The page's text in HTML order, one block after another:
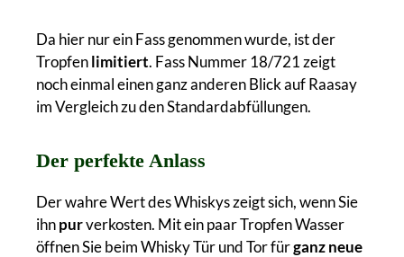
Da hier nur ein Fass genommen wurde, ist der
Tropfenlimitiert. Fass Nummer 18/721 zeigt
noch einmal einen ganz anderen Blick auf Raasay
im Vergleich zu den Standardabfüllungen.
Der perfekte Anlass
Der wahre Wert des Whiskys zeigt sich, wenn Sie
ihnpurverkosten. Mit ein paar Tropfen Wasser
öffnen Sie beim Whisky Tür und Tor fürganz neue